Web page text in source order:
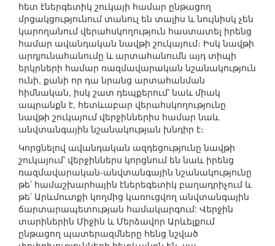
հետ էներգետիկ շուկայի համար ընթացող
մրցակցությունում տանուլ են տալիս և նույնիսկ չեն
կարողանում վերահսկողություն հաստատել իրենց
համար ավանդական նավթի շուկայում։ Իսկ նավթի
արդյունահանումը և արտահանումն այդ տիպի
երկրների համար ռազմավարական նշանակություն
ունի, քանի որ դա նրանց արտահանման
հիմնական, իսկ շատ դեպքերում՝ նաև միակ
ապրանքն է, հետևաբար վերահսկողությունը
նավթի շուկայում վերջիններիս համար նաև
անվտանգային նշանակության խնդիր է։
Կորցնելով ավանդական ազդեցությունը նավթի
շուկայում՝ վերջիններս կորցնում են նաև իրենց
ռազմավարական-անվտանգային նշանակությունը
թե՛ համաշխարհային էներեգետիկ բաղադրիչում և
թե՛ Արևմուտքի կողմից կառուցվող անվտանգային
ճարտարապետության համակարգում: Վերջին
տարիներին Միջին և Մերձավոր Արևելքում
ընթացող պատերազմները հենց նշված